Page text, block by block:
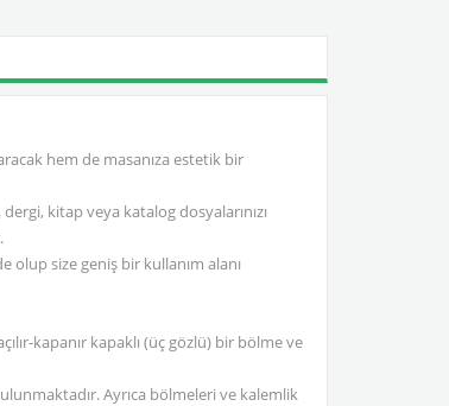
hem de masanıza estetik bir
kitap veya katalog dosyalarınızı
olup size geniş bir kullanım alanı
kapanır kapaklı (üç gözlü) bir bölme ve
Ayrıca bölmeleri ve kalemlik